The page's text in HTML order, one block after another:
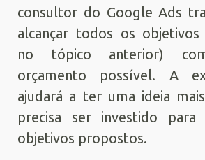
consultor do Google Ads
alcançar todos os objetivos
no tópico anterior)
orçamento possível. A
ajudará a ter uma ideia
precisa ser investido
objetivos propostos.